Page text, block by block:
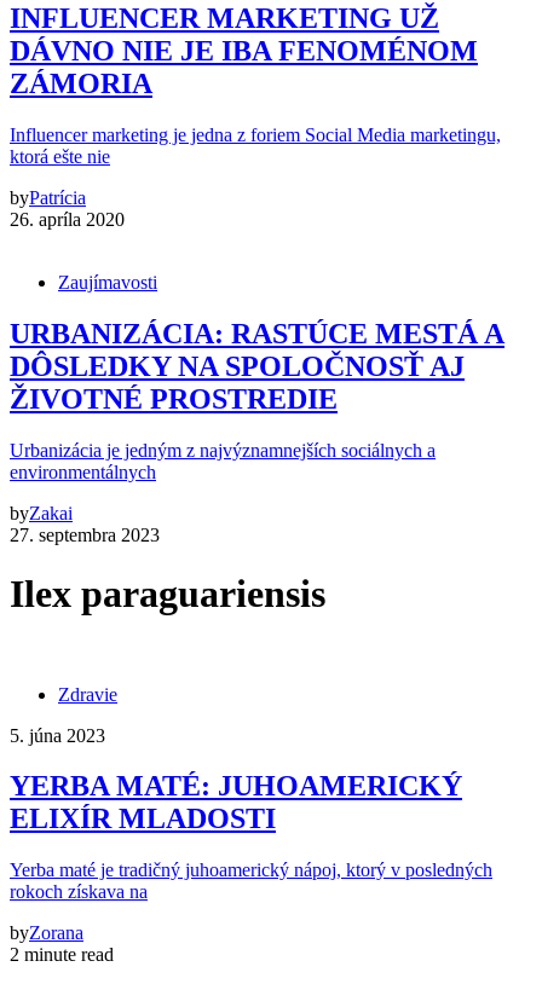
INFLUENCER MARKETING UŽ
DÁVNO NIE JE IBA FENOMÉNOM
ZÁMORIA
Influencer marketing je jedna z foriem Social Media marketingu,
ktorá ešte nie
byPatrícia
26. apríla 2020
Zaujímavosti
URBANIZÁCIA: RASTÚCE MESTÁ A
DÔSLEDKY NA SPOLOČNOSŤ AJ
ŽIVOTNÉ PROSTREDIE
Urbanizácia je jedným z najvýznamnejších sociálnych a
environmentálnych
byZakai
27. septembra 2023
Ilex paraguariensis
Zdravie
5. júna 2023
YERBA MATÉ: JUHOAMERICKÝ
ELIXÍR MLADOSTI
Yerba maté je tradičný juhoamerický nápoj, ktorý v posledných
rokoch získava na
byZorana
2 minute read